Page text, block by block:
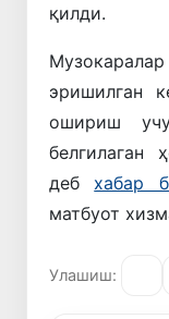
қилди.
эришилган
ошириш
белгилаган
деб хабар
матбуот
Улашиш: